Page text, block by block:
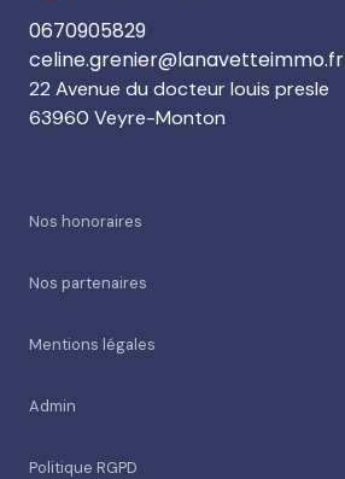
0670905829
celine.grenier@lanavetteimmo.fr
22 Avenue du docteur louis presle
63960 Veyre-Monton
Nos honoraires
Nos partenaires
Mentions légales
Admin
Politique RGPD